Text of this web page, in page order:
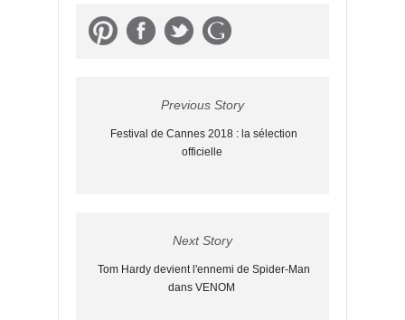
Previous Story
Festival de Cannes 2018 : la sélection
officielle
Next Story
Tom Hardy devient l'ennemi de Spider-Man
dans VENOM